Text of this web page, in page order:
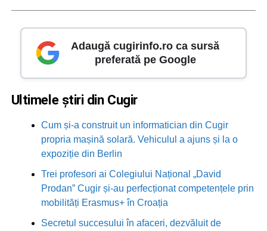
Adaugă cugirinfo.ro ca sursă
preferată pe Google
Ultimele știri din Cugir
Cum și-a construit un informatician din Cugir
propria mașină solară. Vehiculul a ajuns și la o
expoziție din Berlin
Trei profesori ai Colegiului Național „David
Prodan” Cugir și-au perfecționat competențele prin
mobilități Erasmus+ în Croația
Secretul succesului în afaceri, dezvăluit de